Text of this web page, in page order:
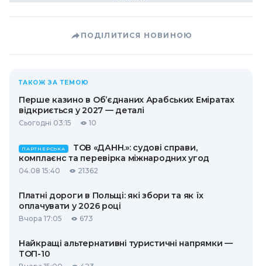
ПОДІЛИТИСЯ НОВИНОЮ
ТАКОЖ ЗА ТЕМОЮ
Перше казино в Об’єднаних Арабських Еміратах
відкриється у 2027 — деталі
Сьогодні 03:15 10
ПАРТНЕРСЬКА
ТОВ «ДАНН.»: судові справи,
комплаєнс та перевірка міжнародних угод
04.08 15:40 21362
Платні дороги в Польщі: які збори та як їх
оплачувати у 2026 році
Вчора 17:05 673
Найкращі альтернативні туристичні напрямки —
ТОП-10